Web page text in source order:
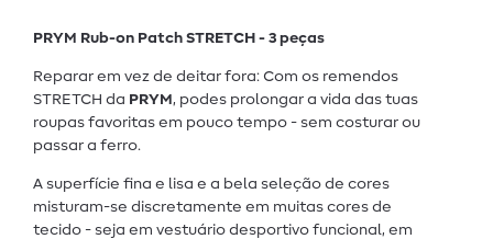
PRYM Rub-on Patch STRETCH - 3 peças
Reparar em vez de deitar fora: Com os remendos
STRETCH da PRYM, podes prolongar a vida das tuas
roupas favoritas em pouco tempo - sem costurar ou
passar a ferro.
A superfície fina e lisa e a bela seleção de cores
misturam-se discretamente em muitas cores de
tecido - seja em vestuário desportivo funcional, em